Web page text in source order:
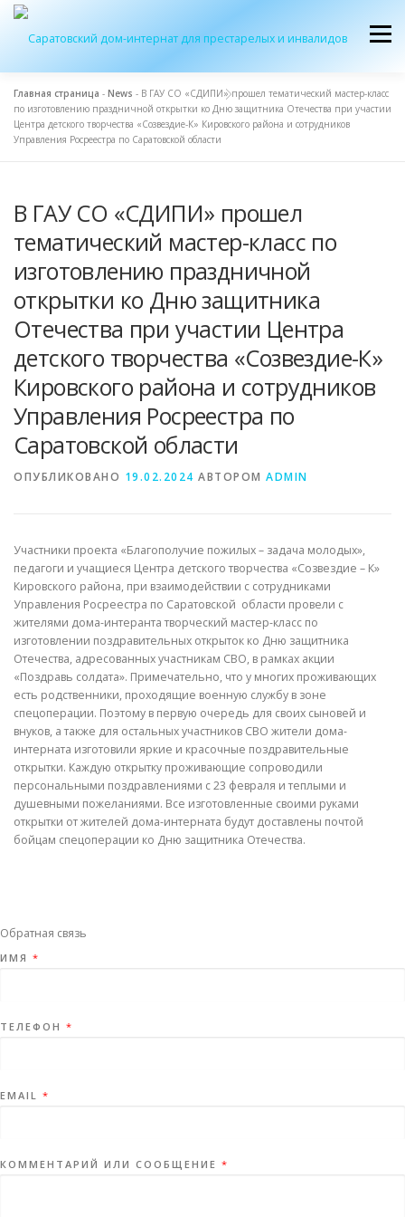
Перейти
содержимому
Меню
ОБ УЧРЕЖДЕНИИ ЭКСКУРСИЯ ПРИЕМ
Главная страница - News - В ГАУ СО «СДИПИ» прошел тематический мастер-класс
по изготовлению праздничной открытки ко Дню защитника Отечества при участии
Центра детского творчества «Созвездие-К» Кировского района и сотрудников
Управления Росреестра по Саратовской области
В ГАУ СО «СДИПИ» прошел
тематический мастер-класс по
изготовлению праздничной
открытки ко Дню защитника
Отечества при участии Центра
детского творчества «Созвездие-К»
Кировского района и сотрудников
Управления Росреестра по
Саратовской области
ОПУБЛИКОВАНО 19.02.2024 АВТОРОМ ADMIN
Участники проекта «Благополучие пожилых – задача молодых»,
педагоги и учащиеся Центра детского творчества «Созвездие – К»
Кировского района, при взаимодействии с сотрудниками
Управления Росреестра по Саратовской области провели с
жителями дома-интеранта творческий мастер-класс по
изготовлении поздравительных открыток ко Дню защитника
Отечества, адресованных участникам СВО, в рамках акции
«Поздравь солдата». Примечательно, что у многих проживающих
есть родственники, проходящие военную службу в зоне
спецоперации. Поэтому в первую очередь для своих сыновей и
внуков, а также для остальных участников СВО жители дома-
интерната изготовили яркие и красочные поздравительные
открытки. Каждую открытку проживающие сопроводили
персональными поздравлениями с 23 февраля и теплыми и
душевными пожеланиями. Все изготовленные своими руками
открытки от жителей дома-интерната будут доставлены почтой
бойцам спецоперации ко Дню защитника Отечества.
Обратная связь
ИМЯ *
ТЕЛЕФОН *
EMAIL *
КОММЕНТАРИЙ ИЛИ СООБЩЕНИЕ *